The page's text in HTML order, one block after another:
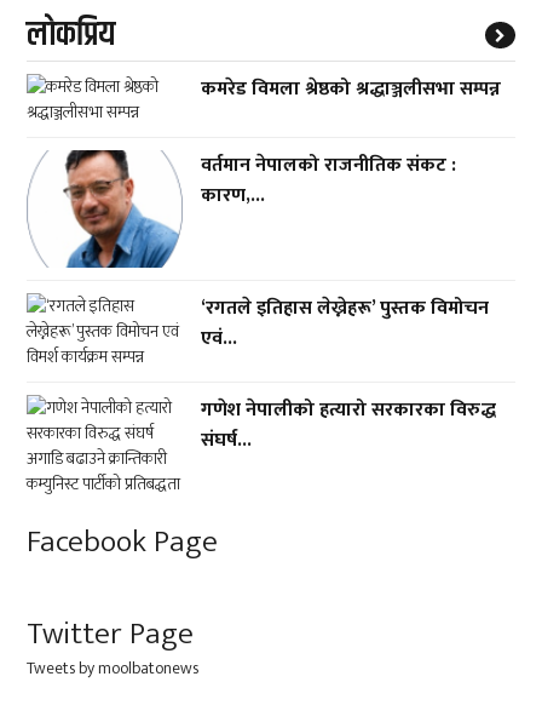
लाेकप्रिय
कमरेड विमला श्रेष्ठको श्रद्धाञ्जलीसभा सम्पन्न
वर्तमान नेपालको राजनीतिक संकट :
कारण,...
‘रगतले इतिहास लेख्नेहरू’ पुस्तक विमोचन
एवं...
गणेश नेपालीको हत्यारो सरकारका विरुद्ध
संघर्ष...
Facebook Page
Twitter Page
Tweets by moolbatonews